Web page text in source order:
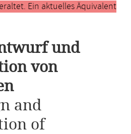
Ein aktuelles Äquivalent
und
von
and
of